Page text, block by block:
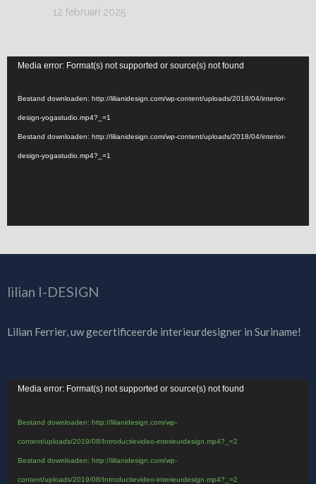
12 februari 2025
Videospeler
Media error: Format(s) not supported or source(s) not found
Bestand downloaden: http://lilianidesign.com/wp-content/uploads/2018/04/interior-
design-yogastudio.mp4?_=1
Bestand downloaden: http://lilianidesign.com/wp-content/uploads/2018/04/interior-
design-yogastudio.mp4?_=1
lilian I-DESIGN
Lilian Ferrier, uw gecertificeerde interieurdesigner in Suriname!
Videospeler
Media error: Format(s) not supported or source(s) not found
Bestand downloaden: http://lilianidesign.com/wp-
content/uploads/2019/08/Introductievideo-interieurdesign.mp4?_=2
Bestand downloaden: http://lilianidesign.com/wp-
content/uploads/2019/08/Introductievideo-interieurdesign.mp4?_=2